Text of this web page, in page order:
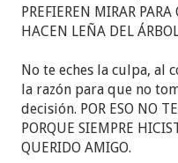
PREFIEREN MIRAR
HACEN LEÑA DEL
No te eches la culpa, al
la razón para que no
decisión. POR ESO NO
PORQUE SIEMPRE
QUERIDO AMIGO.